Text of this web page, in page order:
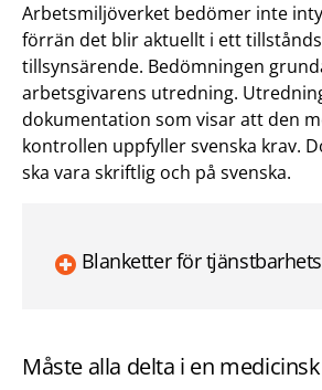
Arbetsmiljöverket bedömer inte
förrän det blir aktuellt i ett
tillsynsärende. Bedömningen
arbetsgivarens utredning.
dokumentation som visar att den
kontrollen uppfyller svenska krav.
ska vara skriftlig och på svenska.
Blanketter för
Måste alla delta i en